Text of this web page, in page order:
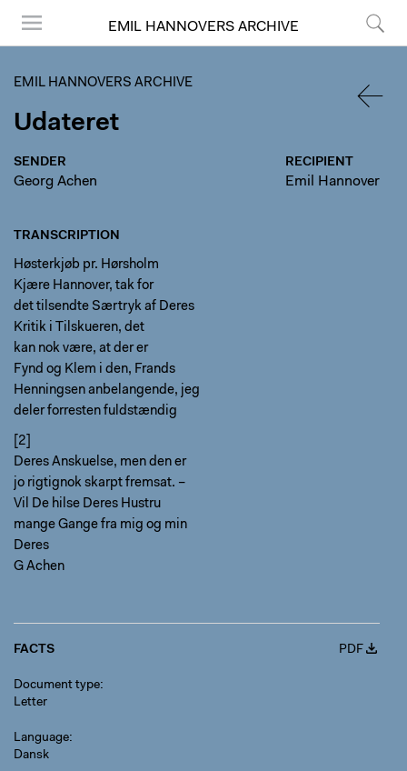
EMIL HANNOVERS ARCHIVE
EMIL HANNOVERS ARCHIVE
Udateret
SENDER
Georg Achen
RECIPIENT
Emil Hannover
TRANSCRIPTION
Høsterkjøb pr. Hørsholm
Kjære Hannover, tak for
det tilsendte Særtryk af Deres
Kritik i Tilskueren, det
kan nok være, at der er
Fynd og Klem i den, Frands
Henningsen anbelangende, jeg
deler forresten fuldstændig
[2]
Deres Anskuelse, men den er
jo rigtignok skarpt fremsat. –
Vil De hilse Deres Hustru
mange Gange fra mig og min
Deres
G Achen
FACTS PDF
Document type
Letter
Language
Dansk